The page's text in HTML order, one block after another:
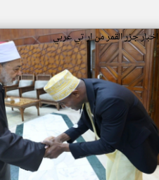
اخبار جزر القمر من ار تي عربي